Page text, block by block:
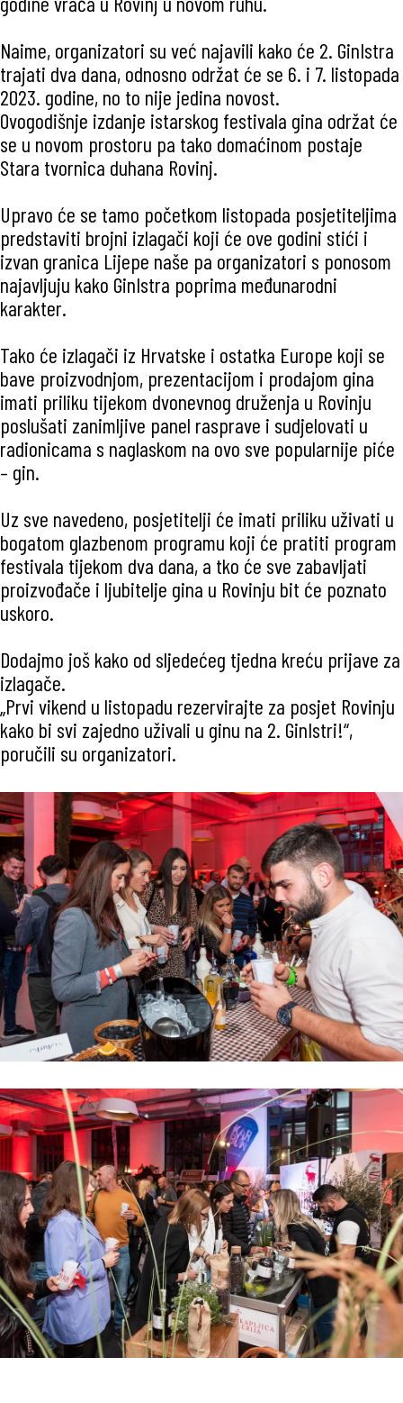
Naime, organizatori su već najavili kako će 2. GinIstra
trajati dva dana, odnosno održat će se 6. i 7. listopada
2023. godine, no to nije jedina novost.
Ovogodišnje izdanje istarskog festivala gina održat će
se u novom prostoru pa tako domaćinom postaje
Stara tvornica duhana Rovinj.
Upravo će se tamo početkom listopada posjetiteljima
predstaviti brojni izlagači koji će ove godini stići i
izvan granica Lijepe naše pa organizatori s ponosom
najavljuju kako GinIstra poprima međunarodni
karakter.
Tako će izlagači iz Hrvatske i ostatka Europe koji se
bave proizvodnjom, prezentacijom i prodajom gina
imati priliku tijekom dvonevnog druženja u Rovinju
poslušati zanimljive panel rasprave i sudjelovati u
radionicama s naglaskom na ovo sve popularnije piće
– gin.
Uz sve navedeno, posjetitelji će imati priliku uživati u
bogatom glazbenom programu koji će pratiti program
festivala tijekom dva dana, a tko će sve zabavljati
proizvođače i ljubitelje gina u Rovinju bit će poznato
uskoro.
Dodajmo još kako od sljedećeg tjedna kreću prijave za
izlagače.
„Prvi vikend u listopadu rezervirajte za posjet Rovinju
kako bi svi zajedno uživali u ginu na 2. GinIstri!“,
poručili su organizatori.